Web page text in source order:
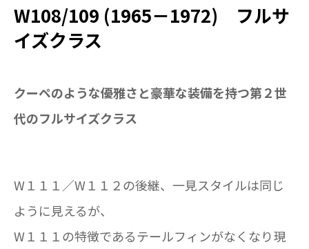
W108/109 (1965－1972) フルサ
イズクラス
クーペのような優雅さと豪華な装備を持つ第２世
代のフルサイズクラス
W１１１／W１１２の後継、一見スタイルは同じ
ように見えるが、
W１１１の特徴であるテールフィンがなくなり現